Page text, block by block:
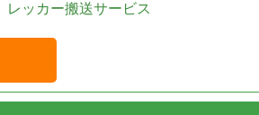
レッカー搬送サービス